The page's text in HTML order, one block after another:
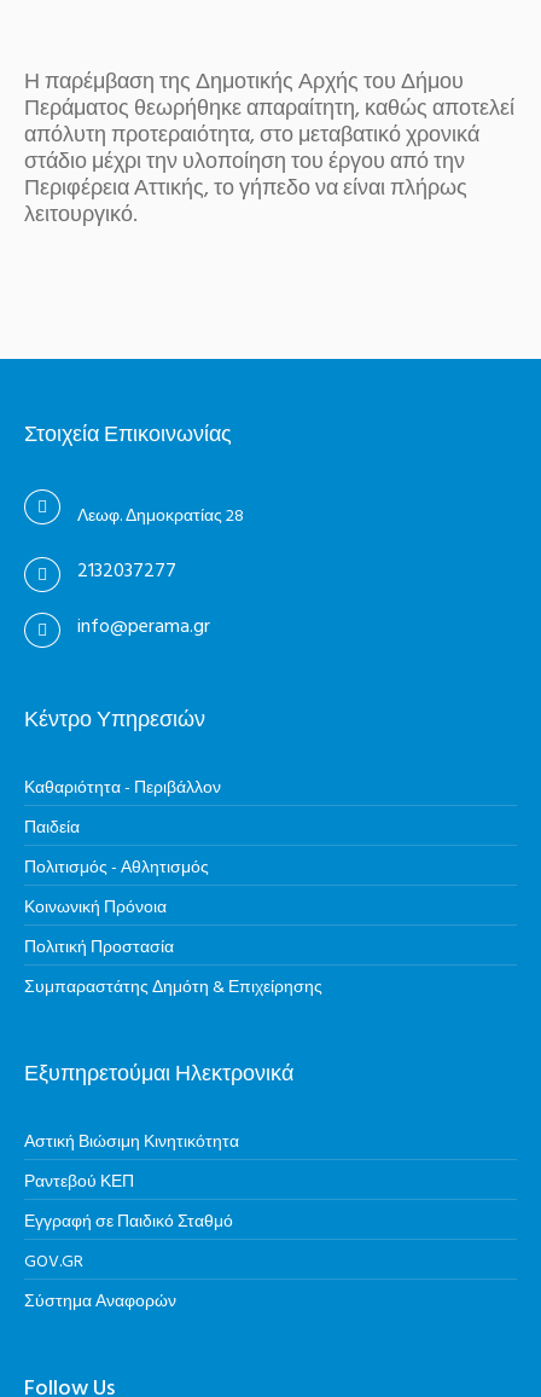
Η παρέμβαση της Δημοτικής Αρχής του Δήμου
Περάματος θεωρήθηκε απαραίτητη, καθώς αποτελεί
απόλυτη προτεραιότητα, στο μεταβατικό χρονικά
στάδιο μέχρι την υλοποίηση του έργου από την
Περιφέρεια Αττικής, το γήπεδο να είναι πλήρως
λειτουργικό.
Στοιχεία Επικοινωνίας
Λεωφ. Δημοκρατίας 28
2132037277
info@perama.gr
Κέντρο Υπηρεσιών
Καθαριότητα - Περιβάλλον
Παιδεία
Πολιτισμός - Αθλητισμός
Κοινωνική Πρόνοια
Πολιτική Προστασία
Συμπαραστάτης Δημότη & Επιχείρησης
Εξυπηρετούμαι Ηλεκτρονικά
Αστική Βιώσιμη Κινητικότητα
Ραντεβού ΚΕΠ
Εγγραφή σε Παιδικό Σταθμό
GOV.GR
Σύστημα Αναφορών
Follow Us